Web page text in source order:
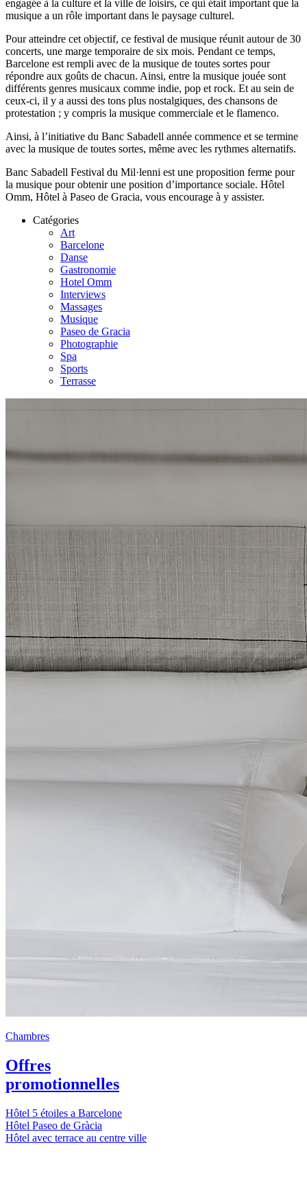
engagée à la culture et la ville de loisirs, ce qui était important que la
musique a un rôle important dans le paysage culturel.
Pour atteindre cet objectif, ce festival de musique réunit autour de 30
concerts, une marge temporaire de six mois. Pendant ce temps,
Barcelone est rempli avec de la musique de toutes sortes pour
répondre aux goûts de chacun. Ainsi, entre la musique jouée sont
différents genres musicaux comme indie, pop et rock. Et au sein de
ceux-ci, il y a aussi des tons plus nostalgiques, des chansons de
protestation ; y compris la musique commerciale et le flamenco.
Ainsi, à l’initiative du Banc Sabadell année commence et se termine
avec la musique de toutes sortes, même avec les rythmes alternatifs.
Banc Sabadell Festival du Mil·lenni est une proposition ferme pour
la musique pour obtenir une position d’importance sociale. Hôtel
Omm, Hôtel à Paseo de Gracia, vous encourage à y assister.
Catégories
Art
Barcelone
Danse
Gastronomie
Hotel Omm
Interviews
Massages
Musique
Paseo de Gracia
Photographie
Spa
Sports
Terrasse
Chambres
Offres
promotionnelles
Hôtel 5 étoiles a Barcelone
Hôtel Paseo de Gràcia
Hôtel avec terrace au centre ville